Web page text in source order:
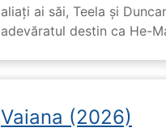
aliați ai săi, Teela și
adevăratul destin ca He-
Vaiana (2026)